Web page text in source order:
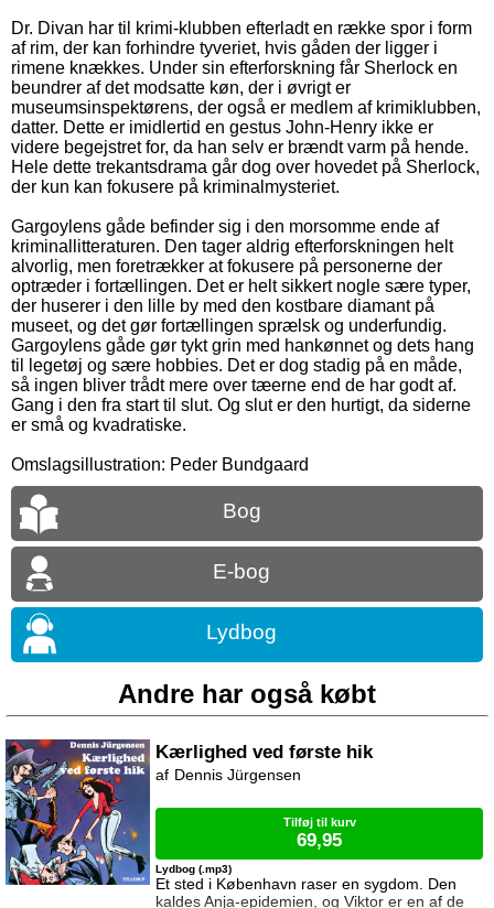
Dr. Divan har til krimi-klubben efterladt en række spor i form
af rim, der kan forhindre tyveriet, hvis gåden der ligger i
rimene knækkes. Under sin efterforskning får Sherlock en
beundrer af det modsatte køn, der i øvrigt er
museumsinspektørens, der også er medlem af krimiklubben,
datter. Dette er imidlertid en gestus John-Henry ikke er
videre begejstret for, da han selv er brændt varm på hende.
Hele dette trekantsdrama går dog over hovedet på Sherlock,
der kun kan fokusere på kriminalmysteriet.
Gargoylens gåde befinder sig i den morsomme ende af
kriminallitteraturen. Den tager aldrig efterforskningen helt
alvorlig, men foretrækker at fokusere på personerne der
optræder i fortællingen. Det er helt sikkert nogle sære typer,
der huserer i den lille by med den kostbare diamant på
museet, og det gør fortællingen sprælsk og underfundig.
Gargoylens gåde gør tykt grin med hankønnet og dets hang
til legetøj og sære hobbies. Det er dog stadig på en måde,
så ingen bliver trådt mere over tæerne end de har godt af.
Gang i den fra start til slut. Og slut er den hurtigt, da siderne
er små og kvadratiske.
Omslagsillustration: Peder Bundgaard
Bog
E-bog
Lydbog
Andre har også købt
Kærlighed ved første hik
Et sted i København raser en sygdom. Den
kaldes Anja-epidemien, og Viktor er en af de
Lydbog (.mp3)
Dennis Jürgensen
Tilføj til kurv
69,95